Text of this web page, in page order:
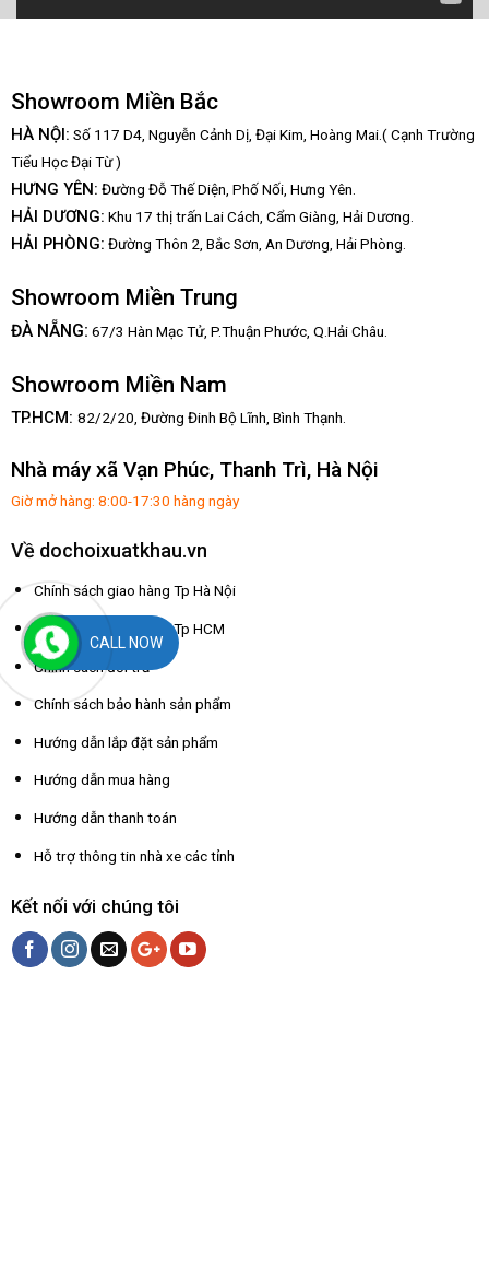
Showroom Miền Bắc
HÀ NỘI: Số 117 D4, Nguyễn Cảnh Dị, Đại Kim, Hoàng Mai.( Cạnh Trường
Tiểu Học Đại Từ )
HƯNG YÊN: Đường Đỗ Thế Diện, Phố Nối, Hưng Yên.
HẢI DƯƠNG: Khu 17 thị trấn Lai Cách, Cẩm Giàng, Hải Dương.
HẢI PHÒNG: Đường Thôn 2, Bắc Sơn, An Dương, Hải Phòng.
Showroom Miền Trung
ĐÀ NẴNG: 67/3 Hàn Mạc Tử, P.Thuận Phước, Q.Hải Châu.
Showroom Miền Nam
TP.HCM: 82/2/20, Đường Đinh Bộ Lĩnh, Bình Thạnh.
Nhà máy xã Vạn Phúc, Thanh Trì, Hà Nội
Giờ mở hàng: 8:00-17:30 hàng ngày
Về dochoixuatkhau.vn
Chính sách giao hàng Tp Hà Nội
Chính sách giao hàng Tp HCM
Chính sách đổi trả
Chính sách bảo hành sản phẩm
Hướng dẫn lắp đặt sản phẩm
Hướng dẫn mua hàng
Hướng dẫn thanh toán
Hỗ trợ thông tin nhà xe các tỉnh
Kết nối với chúng tôi
CALL NOW